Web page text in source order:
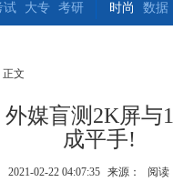
试 大专 考研
时尚
数据
正文
媒盲测2K屏与
成平手!
2021-02-22 04:07:35 来源： 阅读